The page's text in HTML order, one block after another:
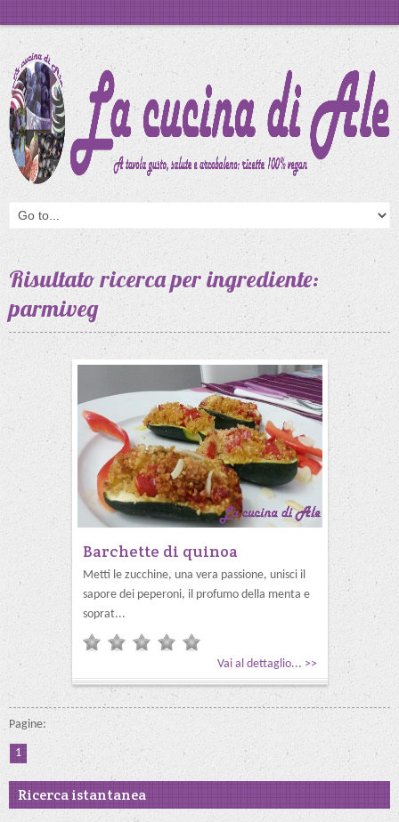
Risultato ricerca per ingrediente:
parmiveg
Barchette di quinoa
Metti le zucchine, una vera passione, unisci il
sapore dei peperoni, il profumo della menta e
soprat...
Vai al dettaglio... >>
Pagine:
1
Ricerca istantanea